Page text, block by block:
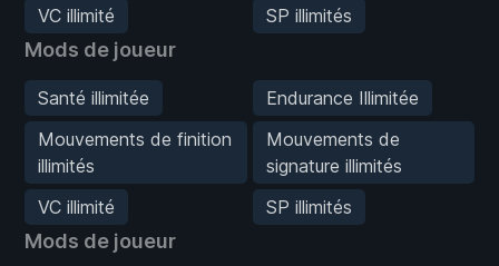
VC illimité
SP illimités
Mods de joueur
Santé illimitée
Endurance Illimitée
Mouvements de finition
illimités
Mouvements de
signature illimités
VC illimité
SP illimités
Mods de joueur